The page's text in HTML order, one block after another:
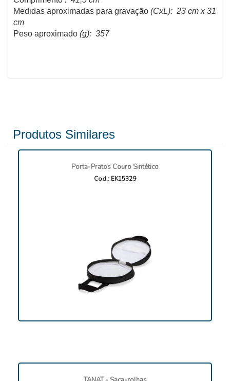
Medidas aproximadas para gravação (CxL): 23 cm x 31
cm
Peso aproximado (g): 357
Produtos Similares
Porta-Pratos Couro Sintético
Cod.: EK15329